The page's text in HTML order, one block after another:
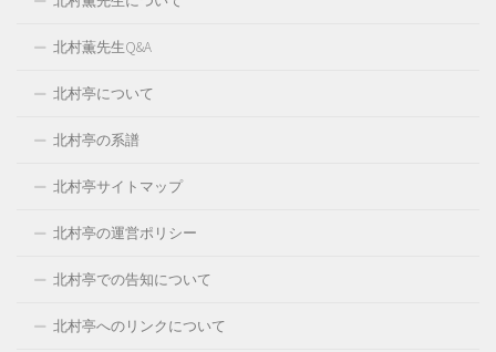
北村薫先生Q&A
北村亭について
北村亭の系譜
北村亭サイトマップ
北村亭の運営ポリシー
北村亭での告知について
北村亭へのリンクについて